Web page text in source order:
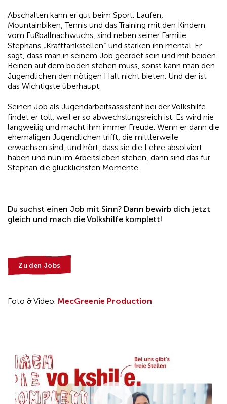
Abschalten kann er gut beim Sport. Laufen,
Mountainbiken, Tennis und das Training mit den Kindern
vom Fußballnachwuchs, sind neben seiner Familie
Stephans „Krafttankstellen“ und stärken ihn mental. Er
sagt, dass man in seinem Job geerdet sein und mit beiden
Beinen auf dem boden stehen muss, sonst kann man den
Jugendlichen den nötigen Halt nicht bieten. Und der ist
das Wichtigste überhaupt.
Seinen Job als Jugendarbeitsassistent bei der Volkshilfe
findet er toll, weil er so abwechslungsreich ist. Es wird nie
langweilig und macht ihm immer Freude. Wenn er dann die
ehemaligen Jugendlichen trifft, die mittlerweile
erwachsen sind, und hört, dass sie die Lehre absolviert
haben und nun im Arbeitsleben stehen, dann sind das für
Stephan die glücklichsten Momente.
Du suchst einen Job mit Sinn? Dann bewirb dich jetzt
gleich und mach die Volkshilfe komplett!
Zu den Jobs
Foto & Video: MecGreenie Production